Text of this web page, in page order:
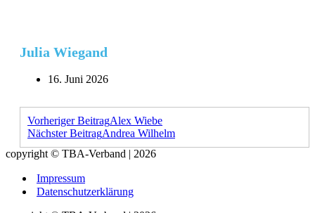
Julia Wiegand
16. Juni 2026
Vorheriger BeitragAlex Wiebe
Nächster BeitragAndrea Wilhelm
copyright © TBA-Verband | 2026
Impressum
Datenschutzerklärung